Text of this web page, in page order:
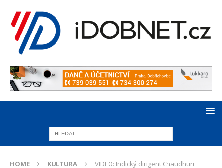
HOME KULTURA
VIDEO: Indický dirigent Chaudhuri